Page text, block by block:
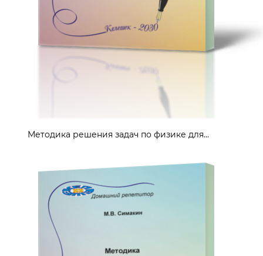
Методика решения задач по физике для...